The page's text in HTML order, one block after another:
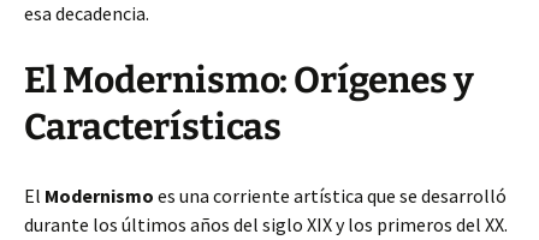
esa decadencia.
El Modernismo: Orígenes y
Características
El Modernismo es una corriente artística que se desarrolló
durante los últimos años del siglo XIX y los primeros del XX.